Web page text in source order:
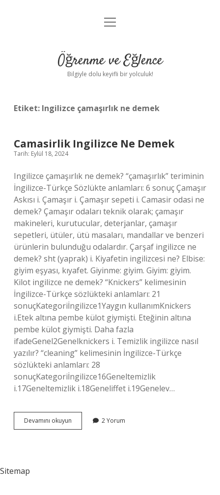
Anasayfa
Yasal Uyarı
menüyü
Öğrenme ve Eğlence
Bilgiyle dolu keyifli bir yolculuk!
Etiket: Ingilizce çamaşırlık ne demek
Camasirlik Ingilizce Ne Demek
Tarih: Eylül 18, 2024
Ingilizce çamaşırlık ne demek? “çamaşırlık” teriminin
İngilizce-Türkçe Sözlükte anlamları: 6 sonuç Çamaşır
Askısı i. Çamaşır i. Çamaşır sepeti i. Camasir odasi ne
demek? Çamaşır odaları teknik olarak; çamaşır
makineleri, kurutucular, deterjanlar, çamaşır
sepetleri, ütüler, ütü masaları, mandallar ve benzeri
ürünlerin bulunduğu odalardır. Çarşaf ingilizce ne
demek? sht (yaprak) i. Kiyafetin ingilizcesi ne? Elbise:
giyim eşyası, kıyafet. Giyinme: giyim. Giyim: giyim.
Kilot ingilizce ne demek? “Knickers” kelimesinin
İngilizce-Türkçe sözlükteki anlamları: 21
sonuçKategoriİngilizce1Yaygın kullanımKnickers
i.Etek altına pembe külot giymişti. Eteğinin altına
pembe külot giymişti. Daha fazla
ifadeGenel2Genelknickers i. Temizlik ingilizce nasıl
yazılır? “cleaning” kelimesinin İngilizce-Türkçe
sözlükteki anlamları: 28
sonuçKategoriİngilizce16Geneltemizlik
i.17Geneltemizlik i.18Geneliffet i.19Genelev…
Devamını okuyun Camasirlik
Ingilizce
2 Yorum
Sitemap